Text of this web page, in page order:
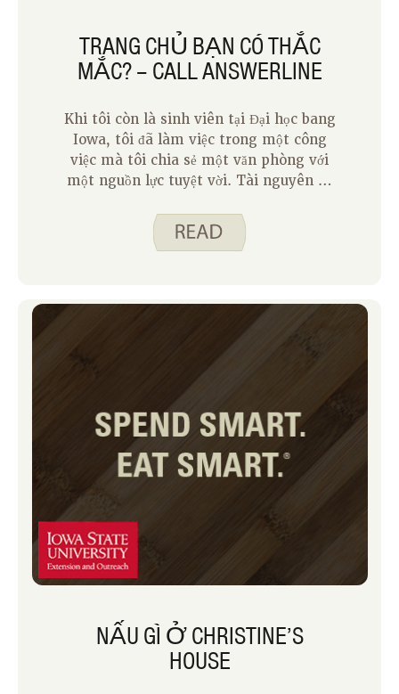
TRANG CHỦ BẠN CÓ THẮC
MẮC? – CALL ANSWERLINE
Khi tôi còn là sinh viên tại Đại học bang
Iowa, tôi đã làm việc trong một công
việc mà tôi chia sẻ một văn phòng với
một nguồn lực tuyệt vời. Tài nguyên đó
trả lời các câu hỏi của bạn về nhà cửa,
thực phẩm và gia đình. Là một thanh
tôi lời khuyên về an toàn thực phẩm,
bảo quản thực phẩm và làm sạch. Vài
năm sau, tôi thấy mình lại làm việc tại
Đại học bang Iowa. Trong suốt sự
nghiệp của tôi, AnswerLine đã ở đó để
giúp tôi khi tôi có những câu hỏi khó
khăn về thực phẩm và dinh dưỡng. Là
một người mẹ, tôi dựa vào AnswerLine
để biết các mẹo về cách loại bỏ vết bẩn
ra khỏi đồ giặt. Nếu bạn chưa thể nói, tôi
yêu AnswerLine và tôi muốn chia sẻ tài
nguyên này với bạn ngay hôm nay!
NẤU GÌ Ở CHRISTINE’S
HOUSE